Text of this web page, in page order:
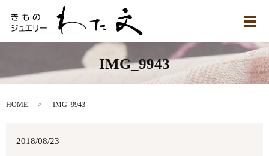
メ
IMG_9943
HOME IMG_9943
2018/08/23